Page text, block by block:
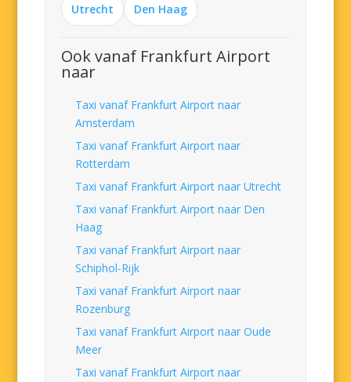
Utrecht Den Haag
Ook vanaf Frankfurt Airport
naar
Taxi vanaf Frankfurt Airport naar
Amsterdam
Taxi vanaf Frankfurt Airport naar
Rotterdam
Taxi vanaf Frankfurt Airport naar Utrecht
Taxi vanaf Frankfurt Airport naar Den
Haag
Taxi vanaf Frankfurt Airport naar
Schiphol-Rijk
Taxi vanaf Frankfurt Airport naar
Rozenburg
Taxi vanaf Frankfurt Airport naar Oude
Meer
Taxi vanaf Frankfurt Airport naar